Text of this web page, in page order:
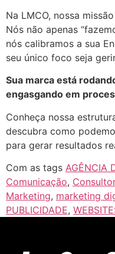
Na LMCO, nossa
Nós não apenas
nós calibramos a sua
seu único foco seja
Sua marca está
engasgando em
Conheça nossa
descubra como
para gerar resultados
Com as tags AGÊNCIA
Comunicação,
Marketing, marketing
PUBLICIDADE,